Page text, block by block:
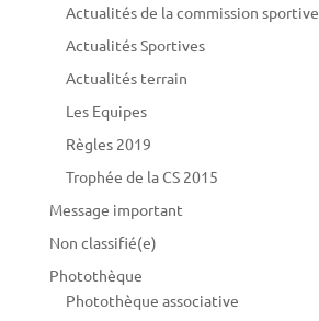
Actualités de la commission sportive
Actualités Sportives
Actualités terrain
Les Equipes
Règles 2019
Trophée de la CS 2015
Message important
Non classifié(e)
Photothèque
Photothèque associative